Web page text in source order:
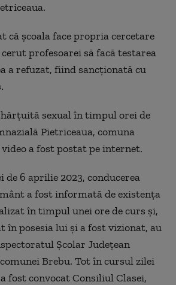
că şcoala face propria cercetare
profesoarei să facă testarea
a refuzat, fiind sancţionată cu
sexual în timpul orei de
Pietriceaua, comuna
a fost postat pe internet.
6 aprilie 2023, conducerea
a fost informată de existenţa
în timpul unei ore de curs şi,
în posesia lui şi a fost vizionat, au
Şcolar Judeţean
Brebu. Tot în cursul zilei
fost convocat Consiliul Clasei,